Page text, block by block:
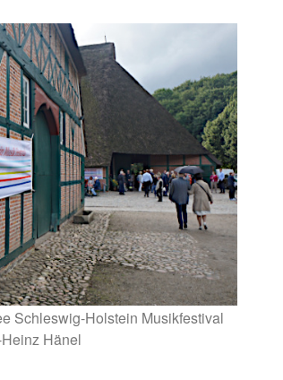
Schleswig-Holstein Musikfestival
Hänel